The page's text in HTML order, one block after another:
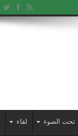
تحت الضوء لقاء